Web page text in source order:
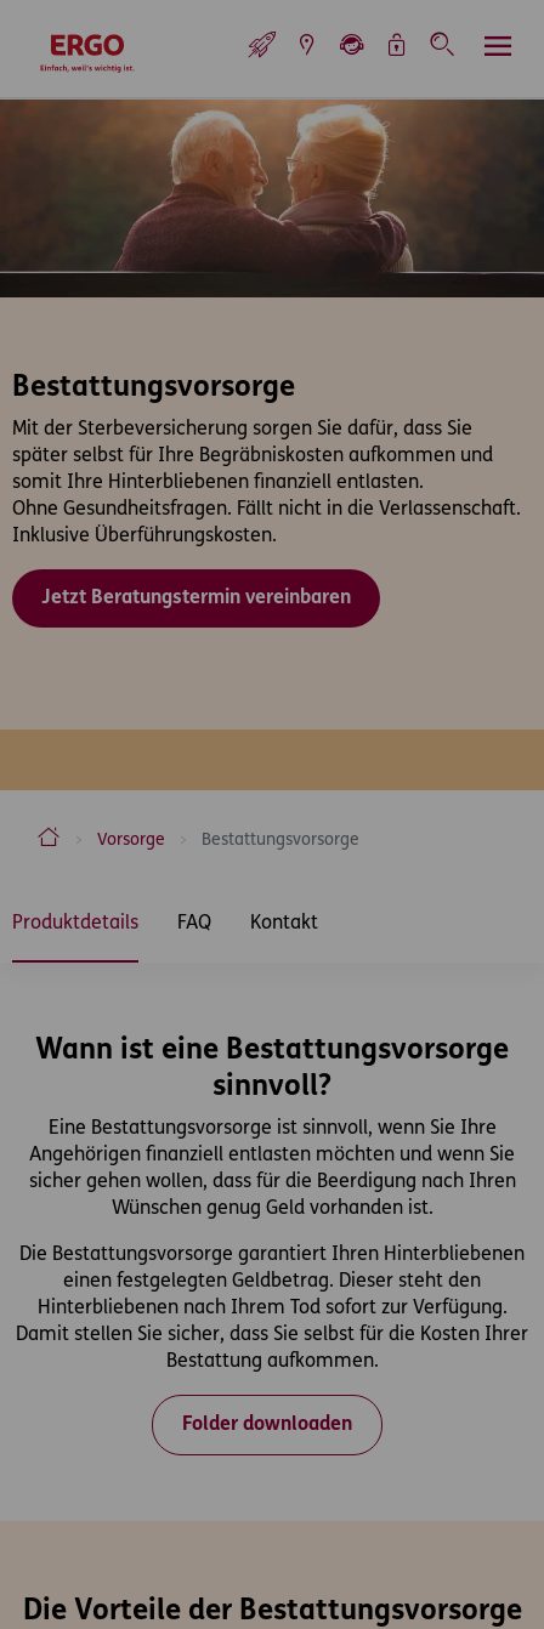
zur Startseite
Bestattungsvorsorge
Mit der Sterbeversicherung sorgen Sie dafür, dass Sie
später selbst für Ihre Begräbniskosten aufkommen und
somit Ihre Hinterbliebenen finanziell entlasten.
Ohne Gesundheitsfragen. Fällt nicht in die Verlassenschaft.
Inklusive Überführungskosten.
Jetzt Beratungstermin vereinbaren
ERGO Versicherung Aktiengesellschaft
Vorsorge Bestattungsvorsorge
Produktdetails
FAQ Kontakt
Wann ist eine Bestattungsvorsorge
sinnvoll?
Eine Bestattungsvorsorge ist sinnvoll, wenn Sie Ihre
Angehörigen finanziell entlasten möchten und wenn Sie
sicher gehen wollen, dass für die Beerdigung nach Ihren
Wünschen genug Geld vorhanden ist.
Die Bestattungsvorsorge garantiert Ihren Hinterbliebenen
einen festgelegten Geldbetrag. Dieser steht den
Hinterbliebenen nach Ihrem Tod sofort zur Verfügung.
Damit stellen Sie sicher, dass Sie selbst für die Kosten Ihrer
Bestattung aufkommen.
Folder downloaden
Die Vorteile der Bestattungsvorsorge